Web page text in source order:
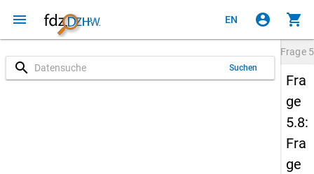
menu EN account_circle shopping_cart
search Suchen
Frage
Fra
ge
5.8:
Fra
ge